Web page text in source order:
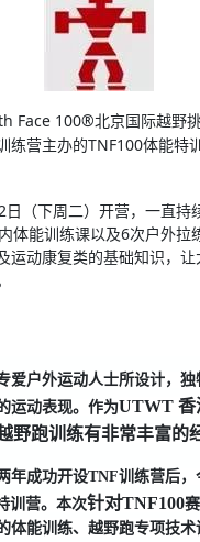
Face 100®北京国际越野
练营主办的TNF100体能特
（下周二）开营，一直持
体能训练课以及6次户外拉
运动康复类的基础知识，
爱户外运动人士所设计，
运动表现。作为UTWT 香
野跑训练有非常丰富的
年成功开设TNF训练营后
训营。 本次针对TNF100
体能训练、越野跑专项技